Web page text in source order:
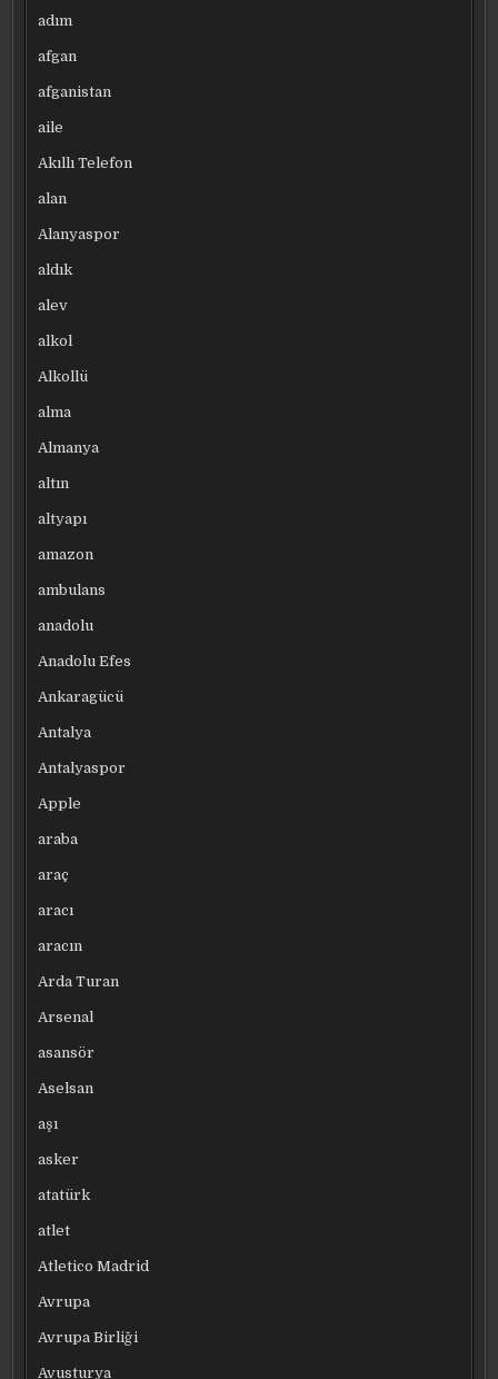
adım
afgan
afganistan
aile
Akıllı Telefon
alan
Alanyaspor
aldık
alev
alkol
Alkollü
alma
Almanya
altın
altyapı
amazon
ambulans
anadolu
Anadolu Efes
Ankaragücü
Antalya
Antalyaspor
Apple
araba
araç
aracı
aracın
Arda Turan
Arsenal
asansör
Aselsan
aşı
asker
atatürk
atlet
Atletico Madrid
Avrupa
Avrupa Birliği
Avusturya